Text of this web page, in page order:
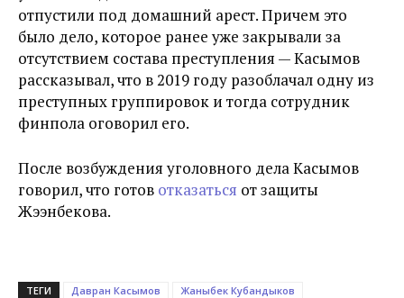
отпустили под домашний арест. Причем это
было дело, которое ранее уже закрывали за
отсутствием состава преступления — Касымов
рассказывал, что в 2019 году разоблачал одну из
преступных группировок и тогда сотрудник
финпола оговорил его.
После возбуждения уголовного дела Касымов
говорил, что готов отказаться от защиты
Жээнбекова.
ТЕГИ Давран Касымов
Жаныбек Кубандыков